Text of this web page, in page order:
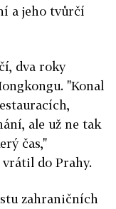
a jeho tvůrčí
dva roky
"Konal
ale už ne tak
čas,"
vrátil do Prahy.
zahraničních